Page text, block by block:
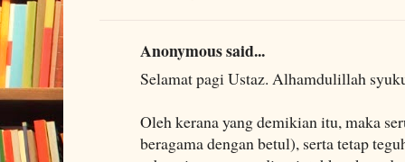
Anonymous said...
Selamat pagi Ustaz. Alhamdulillah
Oleh kerana yang demikian itu, maka
beragama dengan betul), serta tetap